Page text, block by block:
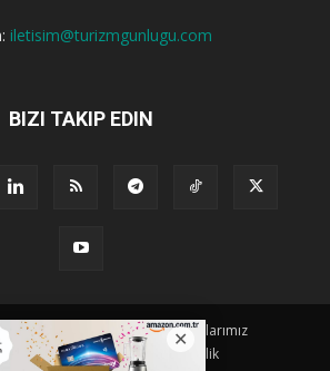
iletisim@turizmgunlugu.com
BIZI TAKIP EDIN
Hakkımızda Iletişim
Yazarlarımız
Metni
Kullanım ve Gizlilik